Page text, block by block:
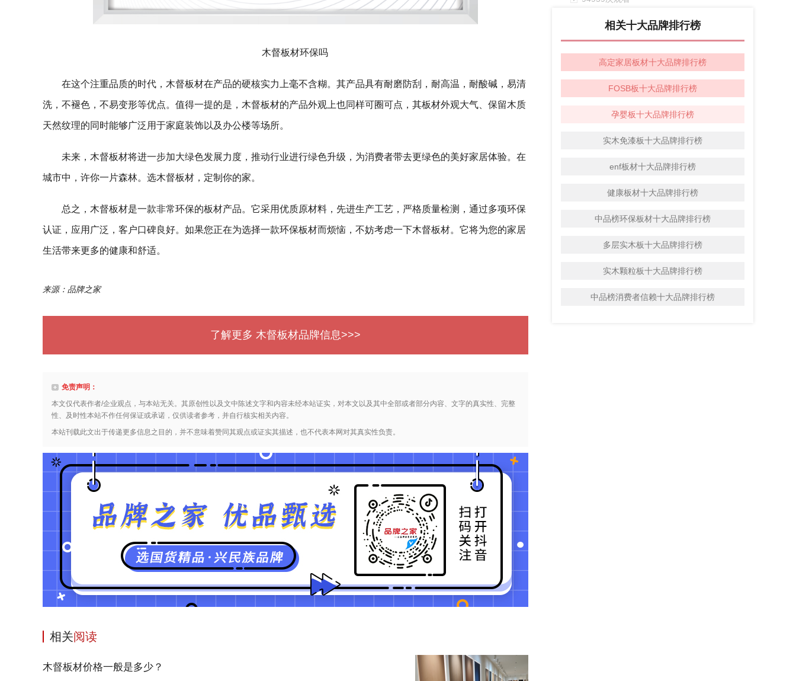
木督板材环保吗
在这个注重品质的时代，木督板材在产品的硬核实力上毫不含糊。其产品具有耐磨防刮，耐高温，耐酸碱，易清
洗，不褪色，不易变形等优点。值得一提的是，木督板材的产品外观上也同样可圈可点，其板材外观大气、保留木质
天然纹理的同时能够广泛用于家庭装饰以及办公楼等场所。
未来，木督板材将进一步加大绿色发展力度，推动行业进行绿色升级，为消费者带去更绿色的美好家居体验。在
城市中，许你一片森林。选木督板材，定制你的家。
总之，木督板材是一款非常环保的板材产品。它采用优质原材料，先进生产工艺，严格质量检测，通过多项环保
认证，应用广泛，客户口碑良好。如果您正在为选择一款环保板材而烦恼，不妨考虑一下木督板材。它将为您的家居
生活带来更多的健康和舒适。
来源：品牌之家
了解更多 木督板材品牌信息>>>
免责声明：
本文仅代表作者/企业观点，与本站无关。其原创性以及文中陈述文字和内容未经本站证实，对本文以及其中全部或者部分内容、文字的真实性、完整
性、及时性本站不作任何保证或承诺，仅供读者参考，并自行核实相关内容。
本站刊载此文出于传递更多信息之目的，并不意味着赞同其观点或证实其描述，也不代表本网对其真实性负责。
相关阅读
木督板材价格一般是多少？
相关十大品牌排行榜
高定家居板材十大品牌排行榜
FOSB板十大品牌排行榜
孕婴板十大品牌排行榜
实木免漆板十大品牌排行榜
enf板材十大品牌排行榜
健康板材十大品牌排行榜
中品榜环保板材十大品牌排行榜
多层实木板十大品牌排行榜
实木颗粒板十大品牌排行榜
中品榜消费者信赖十大品牌排行榜